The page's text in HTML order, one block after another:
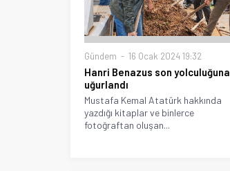
Gündem 16 Ocak 2024 19:32
Hanri Benazus son yolculuğuna
uğurlandı
Mustafa Kemal Atatürk hakkında
yazdığı kitaplar ve binlerce
fotoğraftan oluşan...